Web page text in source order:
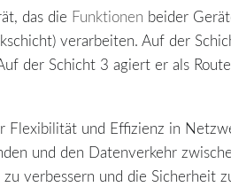
das die Funktionen beider
verarbeiten. Auf der
der Schicht 3 agiert er als
und Effizienz in
und den Datenverkehr
verbessern und die Sicherheit